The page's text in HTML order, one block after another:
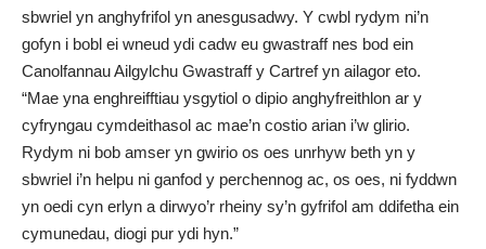
sbwriel yn anghyfrifol yn anesgusadwy. Y cwbl rydym ni’n
gofyn i bobl ei wneud ydi cadw eu gwastraff nes bod ein
Canolfannau Ailgylchu Gwastraff y Cartref yn ailagor eto.
“Mae yna enghreifftiau ysgytiol o dipio anghyfreithlon ar y
cyfryngau cymdeithasol ac mae’n costio arian i’w glirio.
Rydym ni bob amser yn gwirio os oes unrhyw beth yn y
sbwriel i’n helpu ni ganfod y perchennog ac, os oes, ni fyddwn
yn oedi cyn erlyn a dirwyo’r rheiny sy’n gyfrifol am ddifetha ein
cymunedau, diogi pur ydi hyn.”